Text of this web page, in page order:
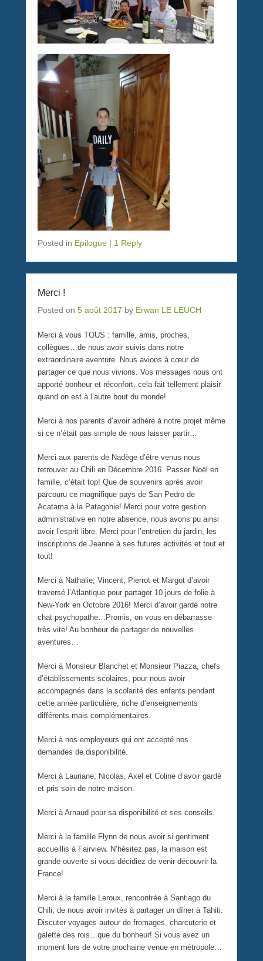
Posted in Epilogue | 1 Reply
Merci !
Posted on 5 août 2017 by Erwan LE LEUCH
Merci à vous TOUS : famille, amis, proches,
collègues…de nous avoir suivis dans notre
extraordinaire aventure. Nous avions à cœur de
partager ce que nous vivions. Vos messages nous ont
apporté bonheur et réconfort, cela fait tellement plaisir
quand on est à l’autre bout du monde!
Merci à nos parents d’avoir adhéré à notre projet même
si ce n’était pas simple de nous laisser partir…
Merci aux parents de Nadège d’être venus nous
retrouver au Chili en Décembre 2016. Passer Noël en
famille, c’était top! Que de souvenirs après avoir
parcouru ce magnifique pays de San Pedro de
Acatama à la Patagonie! Merci pour votre gestion
administrative en notre absence, nous avons pu ainsi
avoir l’esprit libre. Merci pour l’entretien du jardin, les
inscriptions de Jeanne à ses futures activités et tout et
tout!
Merci à Nathalie, Vincent, Pierrot et Margot d’avoir
traversé l’Atlantique pour partager 10 jours de folie à
New-York en Octobre 2016! Merci d’avoir gardé notre
chat psychopathe…Promis, on vous en débarrasse
très vite! Au bonheur de partager de nouvelles
aventures…
Merci à Monsieur Blanchet et Monsieur Piazza, chefs
d’établissements scolaires, pour nous avoir
accompagnés dans la scolarité des enfants pendant
cette année particulière, riche d’enseignements
différents mais complémentaires.
Merci à nos employeurs qui ont accepté nos
demandes de disponibilité.
Merci à Lauriane, Nicolas, Axel et Coline d’avoir gardé
et pris soin de notre maison.
Merci à Arnaud pour sa disponibilité et ses conseils.
Merci à la famille Flynn de nous avoir si gentiment
accueillis à Fairview. N’hésitez pas, la maison est
grande ouverte si vous décidiez de venir découvrir la
France!
Merci à la famille Leroux, rencontrée à Santiago du
Chili, de nous avoir invités à partager un dîner à Tahiti.
Discuter voyages autour de fromages, charcuterie et
galette des rois…que du bonheur! Si vous avez un
moment lors de votre prochaine venue en métropole…